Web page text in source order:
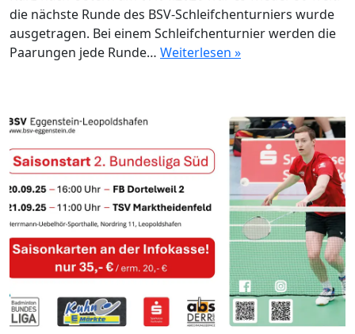
die nächste Runde des BSV-Schleifchenturniers wurde
ausgetragen. Bei einem Schleifchenturnier werden die
Paarungen jede Runde… Weiterlesen »